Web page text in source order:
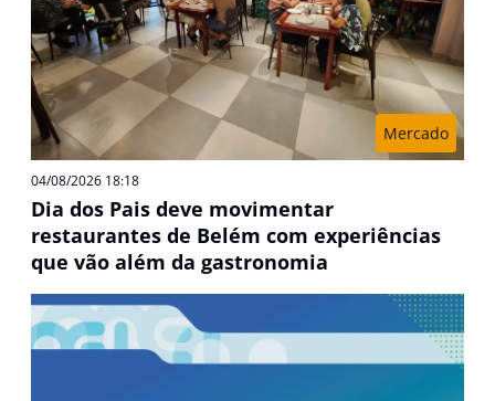
Mercado
04/08/2026 18:18
Dia dos Pais deve movimentar
restaurantes de Belém com experiências
que vão além da gastronomia